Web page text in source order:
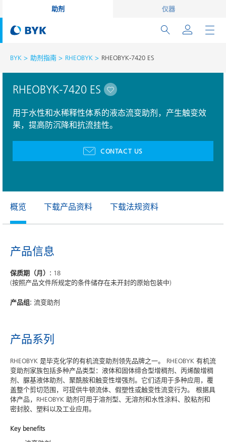
助剂 仪器
BYK 助剂指南 RHEOBYK RHEOBYK-7420 ES
RHEOBYK-7420 ES
用于水性和水稀释性体系的液态流变助剂，产生触变效
果，提高防沉降和抗流挂性。
CONTACT US
概览 下载产品资料 下载法规资料
产品信息
保质期（月）: 18
(按照产品文件所规定的条件储存在未开封的原始包装中)
产品组: 流变助剂
产品系列
RHEOBYK 是毕克化学的有机流变助剂领先品牌之一。 RHEOBYK 有机流
变助剂家族包括多种产品类型：液体和固体缔合型增稠剂、丙烯酸增稠
剂、脲基液体助剂、聚酰胺和触变性增强剂。它们适用于多种应用，覆
盖整个剪切范围，可提供牛顿流体、假塑性或触变性流变行为。 根据具
体产品，RHEOBYK 助剂可用于溶剂型、无溶剂和水性涂料、胶粘剂和
密封胶、塑料以及工业应用。
Key benefits